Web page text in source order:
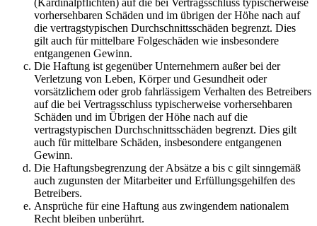
(Kardinalpflichten) auf die bei Vertragsschluss typischerweise
vorhersehbaren Schäden und im übrigen der Höhe nach auf
die vertragstypischen Durchschnittsschäden begrenzt. Dies
gilt auch für mittelbare Folgeschäden wie insbesondere
entgangenen Gewinn.
Die Haftung ist gegenüber Unternehmern außer bei der
Verletzung von Leben, Körper und Gesundheit oder
vorsätzlichem oder grob fahrlässigem Verhalten des Betreibers
auf die bei Vertragsschluss typischerweise vorhersehbaren
Schäden und im Übrigen der Höhe nach auf die
vertragstypischen Durchschnittsschäden begrenzt. Dies gilt
auch für mittelbare Schäden, insbesondere entgangenen
Gewinn.
Die Haftungsbegrenzung der Absätze a bis c gilt sinngemäß
auch zugunsten der Mitarbeiter und Erfüllungsgehilfen des
Betreibers.
Ansprüche für eine Haftung aus zwingendem nationalem
Recht bleiben unberührt.